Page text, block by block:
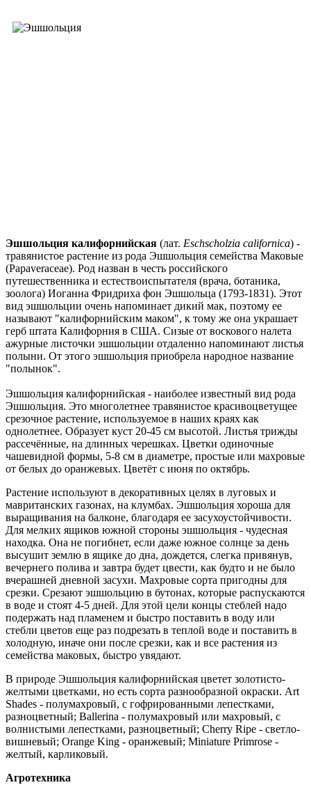
Эшшольция калифорнийская (лат. Eschscholzia californica) -
травянистое растение из рода Эшшольция семейства Маковые
(Papaveraceae). Род назван в честь российского
путешественника и естествоиспытателя (врача, ботаника,
зоолога) Иоганна Фридриха фон Эшшольца (1793-1831). Этот
вид эшшольции очень напоминает дикий мак, поэтому ее
называют "калифорнийским маком", к тому же она украшает
герб штата Калифорния в США. Сизые от воскового налета
ажурные листочки эшшольции отдаленно напоминают листья
полыни. От этого эшшольция приобрела народное название
"полынок".
Эшшольция калифорнийская - наиболее известный вид рода
Эшшольция. Это многолетнее травянистое красивоцветущее
срезочное растение, используемое в наших краях как
однолетнее. Образует куст 20-45 см высотой. Листья трижды
рассечённые, на длинных черешках. Цветки одиночные
чашевидной формы, 5-8 см в диаметре, простые или махровые
от белых до оранжевых. Цветёт с июня по октябрь.
Растение используют в декоративных целях в луговых и
мавританских газонах, на клумбах. Эшшольция хороша для
выращивания на балконе, благодаря ее засухоустойчивости.
Для мелких ящиков южной стороны эшшольция - чудесная
находка. Она не погибнет, если даже южное солнце за день
высушит землю в ящике до дна, дождется, слегка привянув,
вечернего полива и завтра будет цвести, как будто и не было
вчерашней дневной засухи. Махровые сорта пригодны для
срезки. Срезают эшшольцию в бутонах, которые распускаются
в воде и стоят 4-5 дней. Для этой цели концы стеблей надо
подержать над пламенем и быстро поставить в воду или
стебли цветов еще раз подрезать в теплой воде и поставить в
холодную, иначе они после срезки, как и все растения из
семейства маковых, быстро увядают.
В природе Эшшольция калифорнийская цветет золотисто-
желтыми цветками, но есть сорта разнообразной окраски. Art
Shades - полумахровый, с гофрированными лепестками,
разноцветный; Ballerina - полумахровый или махровый, с
волнистыми лепестками, разноцветный; Cherry Ripe - светло-
вишневый; Orange King - оранжевый; Miniature Primrose -
желтый, карликовый.
Агротехника